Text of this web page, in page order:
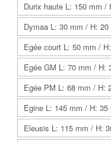
Durix haute L: 150 mm /
Dymaa L: 30 mm / H: 20
Egée court L: 50 mm /
Egée GM L: 70 mm / H:
Egée PM L: 68 mm / H:
Egine L: 145 mm / H: 35
Eleusis L: 115 mm / H: